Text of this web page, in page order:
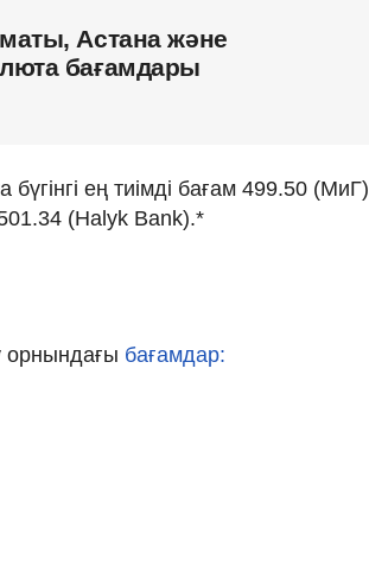
Астана және
бағамдары
ең тиімді бағам 499.50 (МиГ)
(Halyk Bank).*
орнындағы бағамдар: